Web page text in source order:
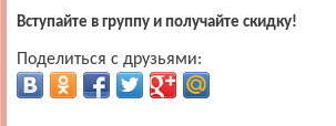
Вступайте в группу и получайте скидку!
Поделиться с друзьями: